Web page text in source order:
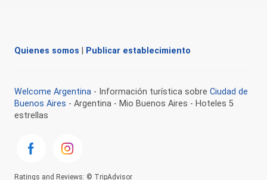
Quienes somos Publicar establecimiento
Welcome Argentina - Información turística sobre Ciudad de
Buenos Aires - Argentina - Mio Buenos Aires - Hoteles 5
estrellas
Ratings and Reviews: © TripAdvisor